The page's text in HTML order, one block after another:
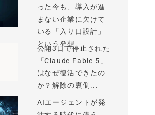
った今も、導入が進
まない企業に欠けて
いる「入り口設計」
という発想
公開3日で停止された
「Claude Fable 5」
はなぜ復活できたの
か？解除の裏側...
AIエージェントが発